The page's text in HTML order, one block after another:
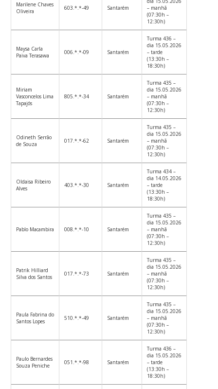
Marilene Chaves
Oliveira
603.*.*-49 Santarém
– manhã
(07:30h –
12:30h)
Maysa Carla
Paiva Terasawa
006.*.*-09 Santarém
Turma 436 –
dia 15.05.2026
– tarde
(13:30h –
18:30h)
Miriam
Vasconcelos Lima
Tapajós
805.*.*-34 Santarém
Turma 435 –
dia 15.05.2026
– manhã
(07:30h –
12:30h)
Odineth Serrão
de Souza
017.*.*-62 Santarém
Turma 435 –
dia 15.05.2026
– manhã
(07:30h –
12:30h)
Oldaisa Ribeiro
Alves
403.*.*-30 Santarém
Turma 434 –
dia 14.05.2026
– tarde
(13:30h –
18:30h)
Pablo Macambira 008.*.*-10 Santarém
Turma 435 –
dia 15.05.2026
– manhã
(07:30h –
12:30h)
Patrik Hilliard
Silva dos Santos
017.*.*-73 Santarém
Turma 435 –
dia 15.05.2026
– manhã
(07:30h –
12:30h)
Paula Fabrina do
Santos Lopes
510.*.*-49 Santarém
Turma 435 –
dia 15.05.2026
– manhã
(07:30h –
12:30h)
Paulo Bernardes
Souza Peniche
051.*.*-98 Santarém
Turma 436 –
dia 15.05.2026
– tarde
(13:30h –
18:30h)